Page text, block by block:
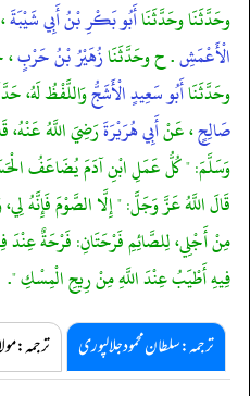
وحَدَّثَنَا وحَدَّثَنَاأَبُو بَكْرِ بْنُ أَبِي شَيْبَةَ
الْأَعْمَشِ. ح وحَدَّثَنَازُهَيْرُ بْنُ حَرْبٍ
وحَدَّثَنَاأَبُو سَعِيدٍ الْأَشَجُّوَاللَّفْظُ لَهُ،
صَالِحٍ، عَنْأَبِي هُرَيْرَةَرَضِيَ اللَّهُ عَنْهُ،
وَسَلَّمَ: " كُلُّ عَمَلِ ابْنِ آدَمَ يُضَاعَفُ
قَالَ اللَّهُ عَزَّ وَجَلَّ: " إِلَّا الصَّوْمَ فَإِنَّهُ
مِنْ أَجْلِي، لِلصَّائِمِ فَرْحَتَانِ: فَرْحَةٌ عِنْدَ
فِيهِ أَطْيَبُ عِنْدَ اللَّهِ مِنْ رِيحِ الْمِسْكِ ".
ترجمہ:سلطان محمود جلالپوری